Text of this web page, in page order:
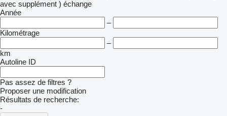
avec supplément ) échange
Année
–
Kilométrage
–
km
Autoline ID
Pas assez de filtres ?
Proposer une modification
Résultats de recherche:
-